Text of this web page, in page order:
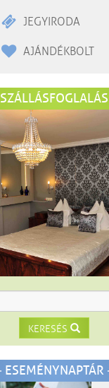
JEGYIRODA
AJÁNDÉKBOLT
SZÁLLÁSFOGLALÁS
KERESÉS
ESEMÉNYNAPTÁR